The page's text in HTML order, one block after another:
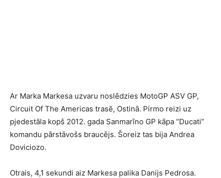
Ar Marka Markesa uzvaru noslēdzies MotoGP ASV GP,
Circuit Of The Americas trasē, Ostinā. Pirmo reizi uz
pjedestāla kopš 2012. gada Sanmarīno GP kāpa “Ducati”
komandu pārstāvošs braucējs. Šoreiz tas bija Andrea
Doviciozo.
Otrais, 4,1 sekundi aiz Markesa palika Danijs Pedrosa.